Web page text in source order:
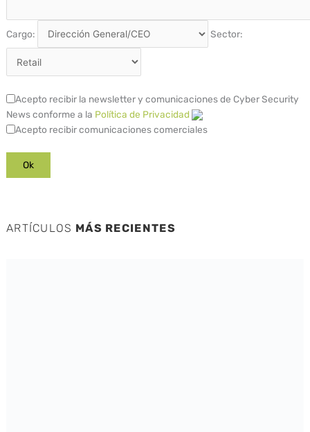
Cargo: Sector:
Acepto recibir la newsletter y comunicaciones de Cyber Security
News conforme a la Política de Privacidad
Acepto recibir comunicaciones comerciales
ARTÍCULOS MÁS RECIENTES